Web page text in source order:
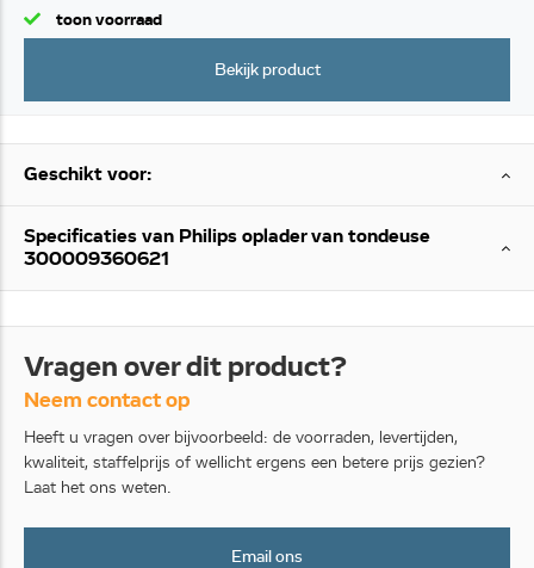
toon voorraad
Bekijk product
Geschikt voor:
Specificaties van Philips oplader van tondeuse
300009360621
Vragen over dit product?
Neem contact op
Heeft u vragen over bijvoorbeeld: de voorraden, levertijden,
kwaliteit, staffelprijs of wellicht ergens een betere prijs gezien?
Laat het ons weten.
Email ons